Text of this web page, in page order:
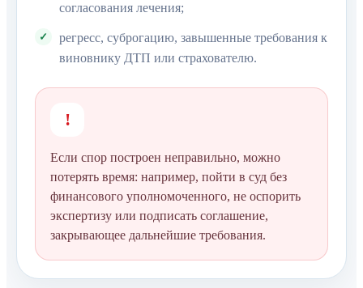
согласования лечения;
регресс, суброгацию, завышенные требования к
виновнику ДТП или страхователю.
!
Если спор построен неправильно, можно
потерять время: например, пойти в суд без
финансового уполномоченного, не оспорить
экспертизу или подписать соглашение,
закрывающее дальнейшие требования.